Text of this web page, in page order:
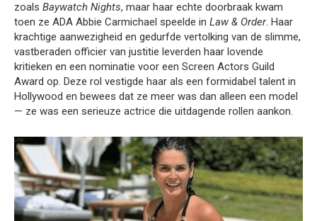
zoals Baywatch Nights, maar haar echte doorbraak kwam
toen ze ADA Abbie Carmichael speelde in Law & Order. Haar
krachtige aanwezigheid en gedurfde vertolking van de slimme,
vastberaden officier van justitie leverden haar lovende
kritieken en een nominatie voor een Screen Actors Guild
Award op. Deze rol vestigde haar als een formidabel talent in
Hollywood en bewees dat ze meer was dan alleen een model
— ze was een serieuze actrice die uitdagende rollen aankon.